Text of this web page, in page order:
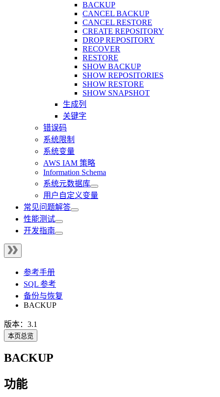
BACKUP
CANCEL BACKUP
CANCEL RESTORE
CREATE REPOSITORY
DROP REPOSITORY
RECOVER
RESTORE
SHOW BACKUP
SHOW REPOSITORIES
SHOW RESTORE
SHOW SNAPSHOT
生成列
关键字
错误码
系统限制
系统变量
AWS IAM 策略
Information Schema
系统元数据库
用户自定义变量
常见问题解答
性能测试
开发指南
参考手册
SQL 参考
备份与恢复
BACKUP
版本：3.1
本页总览
BACKUP
功能